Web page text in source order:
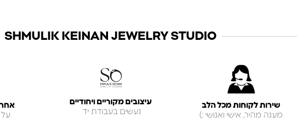
SHMULIK KEINAN JEWELRY STUDIO
שירות לקוחות מכל הלב
מענה מהיר, אישי ואנושי :)
עיצובים מקוריים ויחודיים
נעשים בעבודת יד
אחריות